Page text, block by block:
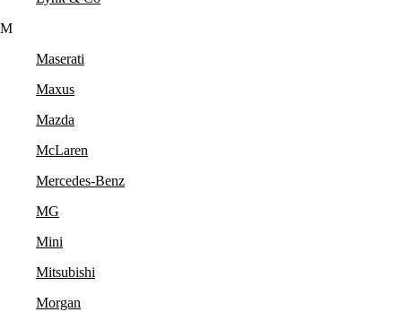
M
Maserati
Maxus
Mazda
McLaren
Mercedes-Benz
MG
Mini
Mitsubishi
Morgan